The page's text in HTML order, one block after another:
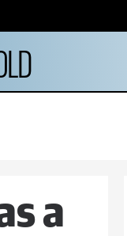
a